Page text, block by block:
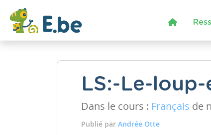
LS:-Le-
Dans le cours : Français de
Publié par Andrée Otte